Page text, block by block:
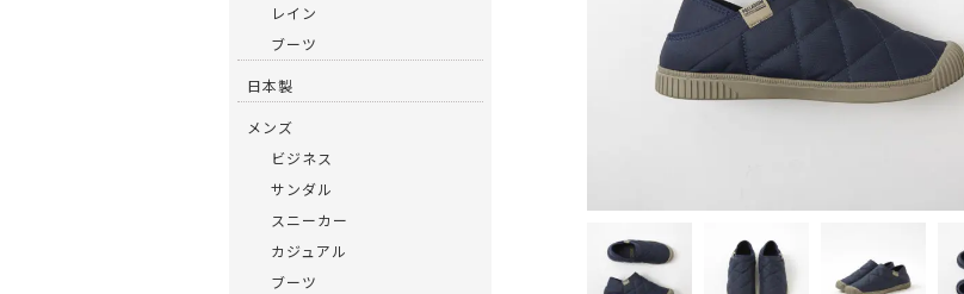
レイン
ブーツ
日本製
メンズ
ビジネス
サンダル
スニーカー
カジュアル
ブーツ